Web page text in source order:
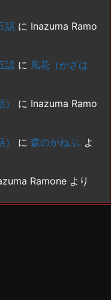
話 に Inazuma Ramo
話 に 風花（かざは
に Inazuma Ramo
に 森のがねぶ. よ
Ramone より